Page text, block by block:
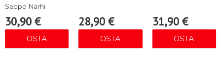
Seppo Närhi
30,90 €
OSTA
28,90€
OSTA
31,90 €
OSTA